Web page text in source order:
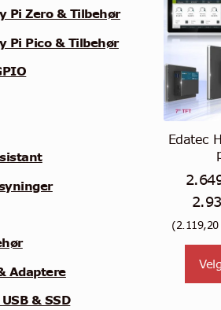
Edatec
(2.119,20
Pi Zero & Tilbehør
Pi Pico & Tilbehør
Adaptere
& SSD